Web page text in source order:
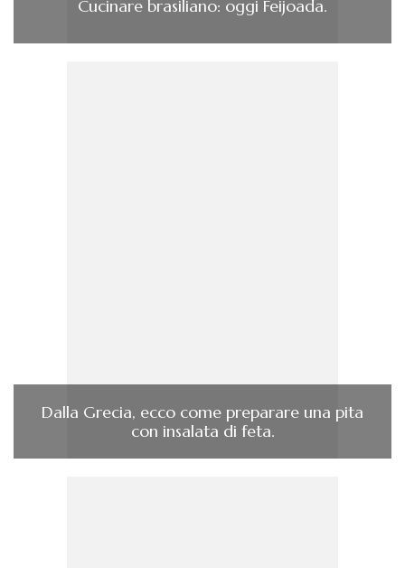
Cucinare brasiliano: oggi Feijoada.
Dalla Grecia, ecco come preparare una pita
con insalata di feta.